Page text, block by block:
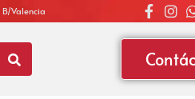
B/Valencia